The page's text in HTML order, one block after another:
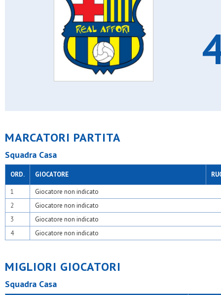
MARCATORI PARTITA
Squadra Casa
ORD. GIOCATORE
1
Giocatore non indicato
2
Giocatore non indicato
3
Giocatore non indicato
4
Giocatore non indicato
MIGLIORI GIOCATORI
Squadra Casa